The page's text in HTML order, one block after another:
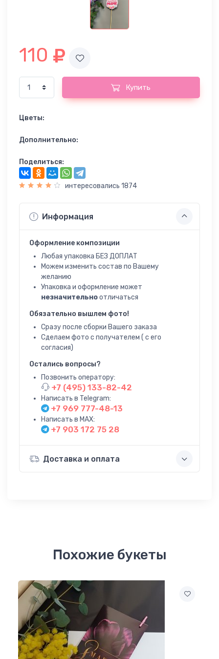
110
Купить
Цветы:
Дополнительно:
Поделиться:
интересовались 1874
Информация
Оформление композиции
Любая упаковка БЕЗ ДОПЛАТ
Можем изменить состав по Вашему
желанию
Упаковка и оформление может
незначительноотличаться
Обязательно вышлем фото!
Сразу после сборки Вашего заказа
Сделаем фото с получателем ( с его
согласия)
Остались вопросы?
Позвонить оператору:
+7 (495) 133-82-42
Написать в Telegram:
+7 969 777-48-13
Написать в MAX:
+7 903 172 75 28
Доставка и оплата
Похожие букеты